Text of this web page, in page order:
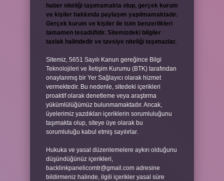
haber niteliği taşımamakta olup, gerçek kurum
ve kişiler hakkında paylaşım yapılmamaktadır.
Gerçek kurum ve kişiler ile isim benzerlikleri
tamamen tesadüfidir. Sitemizdeki bilgiler
taslak halindedir ve tavsiye niteliği taşımazlar.
Sitemiz, 5651 Sayılı Kanun gereğince Bilgi
Teknolojileri ve İletişim Kurumu (BTK) tarafından
onaylanmış bir Yer Sağlayıcı olarak hizmet
vermektedir. Bu nedenle, sitedeki içerikleri
proaktif olarak denetleme veya araştırma
yükümlülüğümüz bulunmamaktadır. Ancak,
üyelerimiz yazdıkları içeriklerin sorumluluğunu
taşımakta olup, siteye üye olarak bu
sorumluluğu kabul etmiş sayılırlar.
Hukuka ve yasal düzenlemelere aykırı olduğunu
düşündüğünüz içerikleri,
backlinkpanelicomtr@gmail.com adresine
bildirmeniz halinde, ilgili içerikler yasal süre